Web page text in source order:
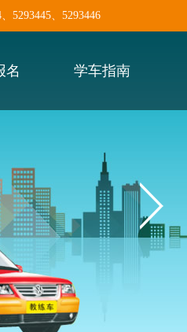
5293445、5293446
名 学车指南